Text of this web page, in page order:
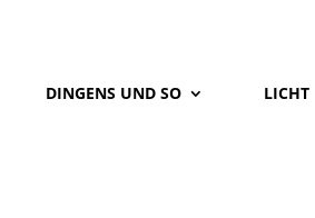
DINGENS UND SO LICHT